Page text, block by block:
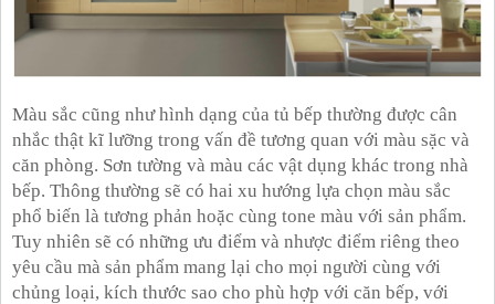
Màu sắc cũng như hình dạng của tủ bếp thường được cân
nhắc thật kĩ lưỡng trong vấn đề tương quan với màu sặc và
căn phòng. Sơn tường và màu các vật dụng khác trong nhà
bếp. Thông thường sẽ có hai xu hướng lựa chọn màu sắc
phổ biến là tương phản hoặc cùng tone màu với sản phẩm.
Tuy nhiên sẽ có những ưu điểm và nhược điểm riêng theo
yêu cầu mà sản phẩm mang lại cho mọi người cùng với
chủng loại, kích thước sao cho phù hợp với căn bếp, với